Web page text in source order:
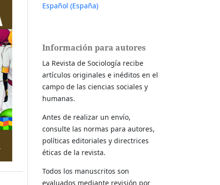
Español (España)
Información para autores
La Revista de Sociología recibe
artículos originales e inéditos en el
campo de las ciencias sociales y
humanas.
Antes de realizar un envío,
consulte las normas para autores,
políticas editoriales y directrices
éticas de la revista.
Todos los manuscritos son
evaluados mediante revisión por